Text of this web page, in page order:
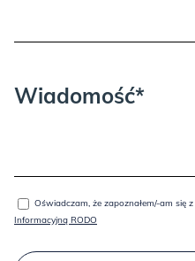
Wiadomość*
Oświadczam, że zapoznałem/-am się z
Informacyjną RODO